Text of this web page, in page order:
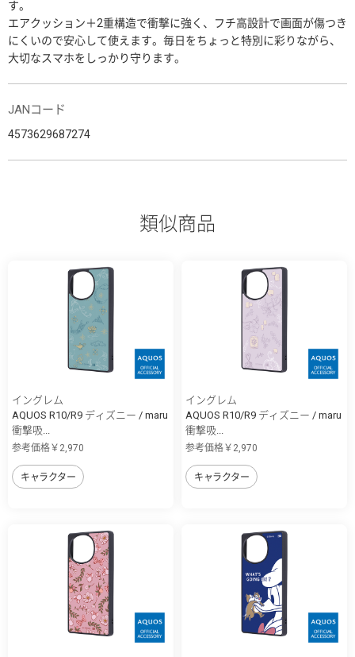
す。
エアクッション＋2重構造で衝撃に強く、フチ高設計で画面が傷つき
にくいので安心して使えます。毎日をちょっと特別に彩りながら、
大切なスマホをしっかり守ります。
JANコード
4573629687274
類似商品
イングレム
AQUOS R10/R9 ディズニー / maru
衝撃吸...
参考価格￥2,970
キャラクター
イングレム
AQUOS R10/R9 ディズニー / maru
衝撃吸...
参考価格￥2,970
キャラクター